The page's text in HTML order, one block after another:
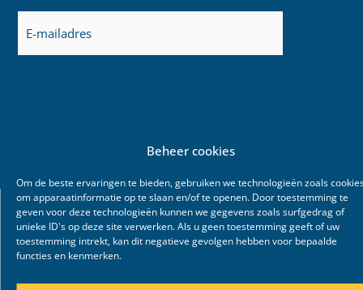
Beheer cookies
Om de beste ervaringen te bieden, gebruiken we technologieën zoals
om apparaatinformatie op te slaan en/of te openen. Door toestemming te
geven voor deze technologieën kunnen we gegevens zoals surfgedrag of
unieke ID's op deze site verwerken. Als u geen toestemming geeft of uw
toestemming intrekt, kan dit negatieve gevolgen hebben voor bepaalde
functies en kenmerken.
E-
mailadres
(Vereist)